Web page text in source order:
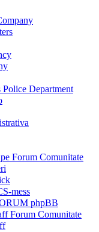
Department
Forum Comunitate
mess
phpBB
Forum Comunitate